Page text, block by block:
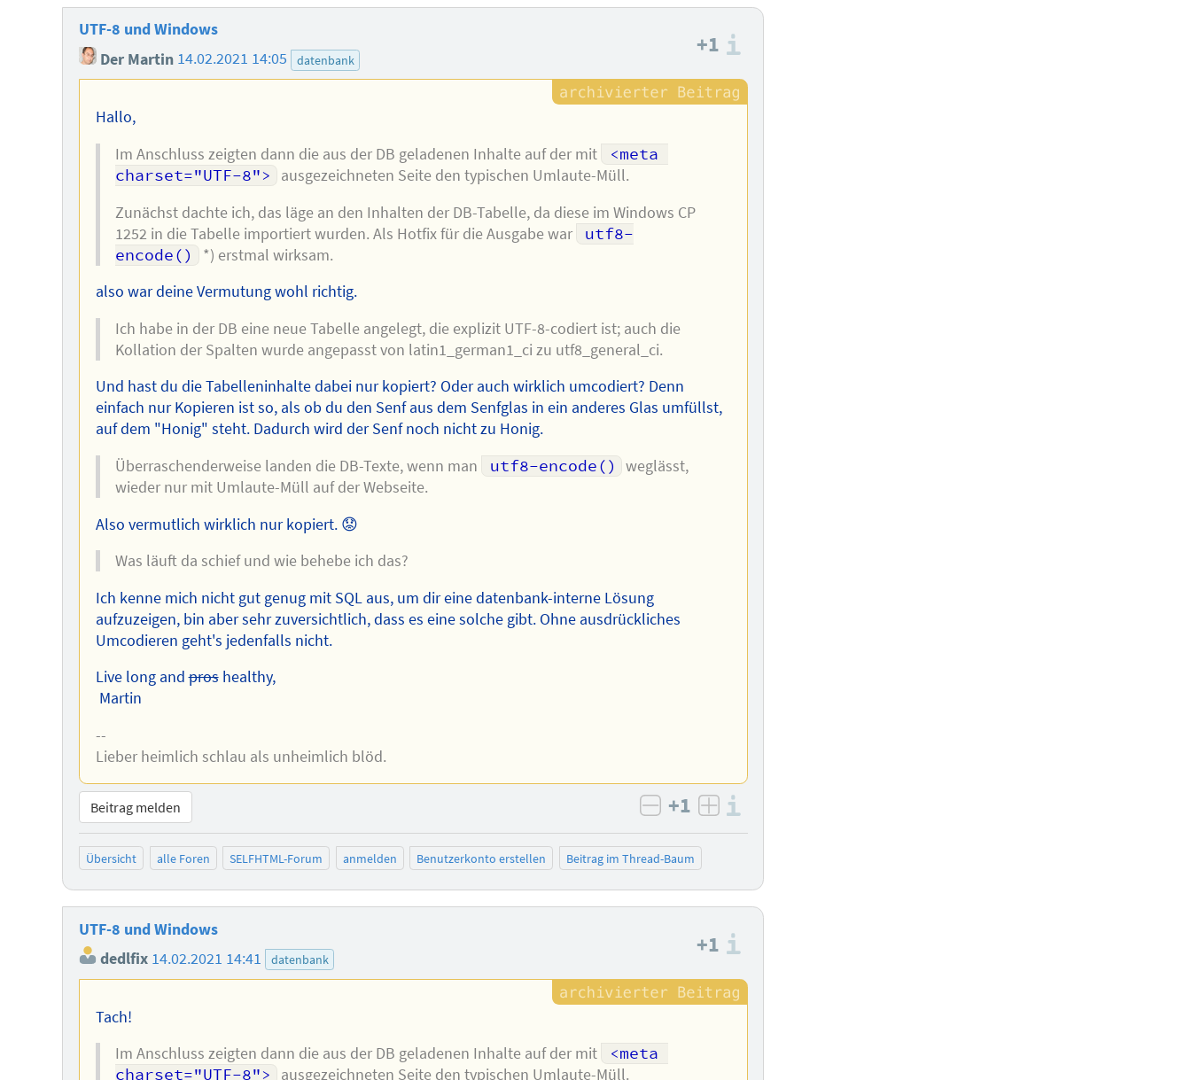
UTF-8 und Windows
Der Martin 14.02.2021 14:05 datenbank
+1
Hallo,
Im Anschluss zeigten dann die aus der DB geladenen Inhalte auf der mit
<meta
charset="UTF-8">
ausgezeichneten Seite den typischen Umlaute-Müll.
Zunächst dachte ich, das läge an den Inhalten der DB-Tabelle, da diese im Windows CP
1252 in die Tabelle importiert wurden. Als Hotfix für die Ausgabe war
utf8-
encode()
*) erstmal wirksam.
also war deine Vermutung wohl richtig.
Ich habe in der DB eine neue Tabelle angelegt, die explizit UTF-8-codiert ist; auch die
Kollation der Spalten wurde angepasst von latin1_german1_ci zu utf8_general_ci.
Und hast du die Tabelleninhalte dabei nur kopiert? Oder auch wirklich umcodiert? Denn
einfach nur Kopieren ist so, als ob du den Senf aus dem Senfglas in ein anderes Glas umfüllst,
auf dem "Honig" steht. Dadurch wird der Senf noch nicht zu Honig.
Überraschenderweise landen die DB-Texte, wenn man
utf8-encode()
weglässt,
wieder nur mit Umlaute-Müll auf der Webseite.
Also vermutlich wirklich nur kopiert. 😟
Was läuft da schief und wie behebe ich das?
Ich kenne mich nicht gut genug mit SQL aus, um dir eine datenbank-interne Lösung
aufzuzeigen, bin aber sehr zuversichtlich, dass es eine solche gibt. Ohne ausdrückliches
Umcodieren geht's jedenfalls nicht.
Live long andproshealthy,
Martin
--
Lieber heimlich schlau als unheimlich blöd.
Beitrag melden negativ bewerten
+1 positiv bewerten
Übersicht alle Foren SELFHTML-Forum anmelden Benutzerkonto erstellen Beitrag im Thread-Baum
UTF-8 und Windows
dedlfix 14.02.2021 14:41 datenbank
+1
Tach!
Im Anschluss zeigten dann die aus der DB geladenen Inhalte auf der mit
<meta
charset="UTF-8">
ausgezeichneten Seite den typischen Umlaute-Müll.